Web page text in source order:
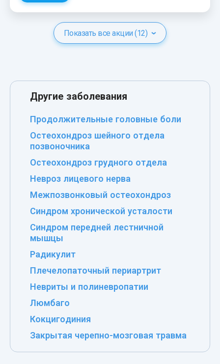
Показать все акции (12)
Другие заболевания
Продолжительные головные боли
Остеохондроз шейного отдела
позвоночника
Остеохондроз грудного отдела
Невроз лицевого нерва
Межпозвонковый остеохондроз
Синдром хронической усталости
Синдром передней лестничной
мышцы
Радикулит
Плечелопаточный периартрит
Невриты и полиневропатии
Люмбаго
Кокцигодиния
Закрытая черепно-мозговая травма